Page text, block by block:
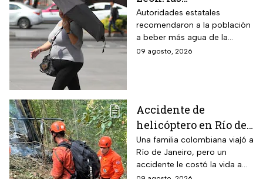
recomendaciones de
la Secretaría de Medio
Ambiente para
proteger a los adultos
agosto 2026
Autoridades estatales
recomendaron a la población
a beber más agua de la
habitual
09 agosto, 2026
Accidente de
helicóptero en Río de
Janeiro deja muertos;
su familia los
esperaba en tierra
Una familia colombiana viajó a
Río de Janeiro, pero un
accidente le costó la vida a
tres integrantes